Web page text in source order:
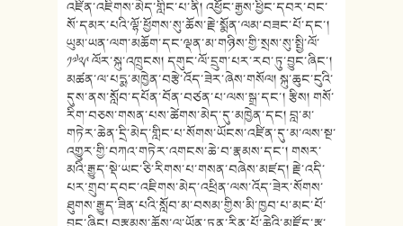
འཛིན་འཇིགས་མེད་གླིང་པ་ནི། འཕྱོང་རྒྱས་ཕྱིང་དབར་བང་
སོ་དམར་པའི་ལྷོ་ཕྱོགས་སུ་ཆོས་རྗེ་སྨོན་ལམ་བཟང་པོ་དང་།
ཡུམ་ཡན་ལག་མཆོག་དང་ལྡན་མ་གཉིས་གྱི་སྲས་སུ་སྤྱི་ལོ་
༡༧༢༩ ལོར་སྐུ་འཁྲུངས། དགུང་ལོ་དྲུག་པར་རབ་ཏུ་བྱུང་ཞིང་།
མཚན་ལ་པདྨ་མཁྱེན་བརྩེ་འོད་ཟེར་ཞེས་གསོལ། སྐུ་ཆུང་ངུའི་
དུས་ནས་སློབ་དཔོན་བོན་བཙན་པ་ལས་སྒྲ་དང་། རྩིས། གསོ་
རིག་བཅས་གསན་པས་ཚེགས་མེད་དུ་མཁྱེན་དང། བླ་མ་
གཏེར་ཆེན་དྲི་མེད་གླིང་པ་སོགས་ཡོངས་འཛིན་དུ་མ་ལས་སྔ་
འགྱུར་གྱི་བཀའ་གཏེར་འགངས་ཆེ་བ་རྣམས་དང་། གསར་
མའི་རྒྱུད་སྡེ་ཡང་ཅི་རིགས་པ་གསན་བཞེས་མཛད། རྗེ་འདི་
པར་གྲུབ་དབང་འཇིགས་མེད་འཕྲིན་ལས་འོད་ཟེར་སོགས་
ཐུགས་རྒྱུད་ཟིན་པའི་སློབ་མ་བསམ་གྱིས་མི་ཁྱབ་པ་མང་པོ་